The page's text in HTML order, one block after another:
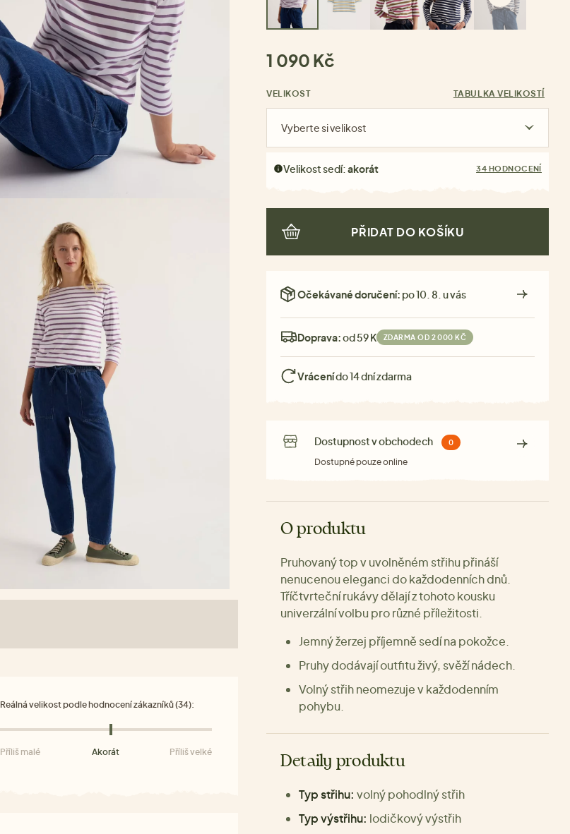
Reálná velikost podle hodnocení zákazníků (34):
Příliš malé Akorát Příliš velké
1 090 Kč
VELIKOST TABULKA VELIKOSTÍ
Vyberte si velikost
Velikost sedí:akorát 34 HODNOCENÍ
PŘIDAT DO KOŠÍKU
Očekávané doručení: po 10. 8. u vás
Doprava:od 59 Kč ZDARMA OD 2 000 KČ
Vrácenído 14 dní zdarma
Dostupnost v obchodech 0
Dostupné pouze online
O produktu
Pruhovaný top v uvolněném střihu přináší
nenucenou eleganci do každodenních dnů.
Tříčtvrteční rukávy dělají z tohoto kousku
univerzální volbu pro různé příležitosti.
Jemný žerzej příjemně sedí na pokožce.
Pruhy dodávají outfitu živý, svěží nádech.
Volný střih neomezuje v každodenním
pohybu.
Detaily produktu
Typ střihu: volný pohodlný střih
Typ výstřihu: lodičkový výstřih